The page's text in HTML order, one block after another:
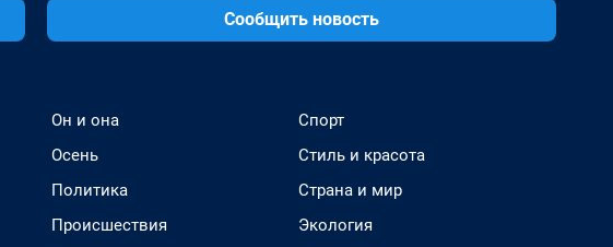
Сообщить новость
Он и она
Осень
Политика
Происшествия
Спорт
Стиль и красота
Страна и мир
Экология